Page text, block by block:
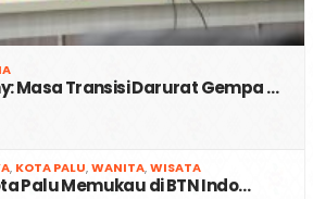
Masa Transisi Darurat Gempa …
, KOTA PALU,WANITA,WISATA
Palu Memukau di BTN Indo…